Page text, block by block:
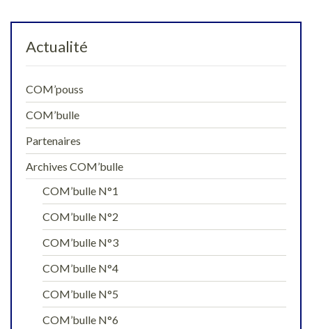
Actualité
COM’pouss
COM’bulle
Partenaires
Archives COM’bulle
COM’bulle N°1
COM’bulle N°2
COM’bulle N°3
COM’bulle N°4
COM’bulle N°5
COM’bulle N°6